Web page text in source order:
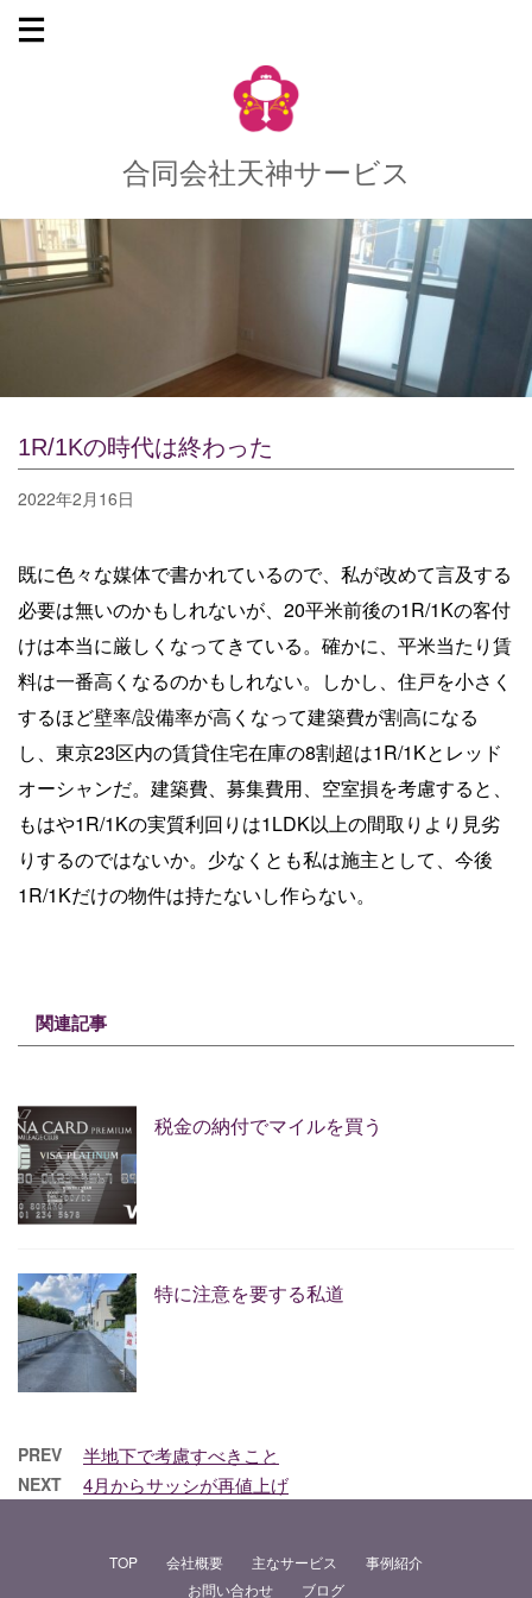
合同会社天神サービス
1R/1Kの時代は終わった
2022年2月16日
既に色々な媒体で書かれているので、私が改めて言及する
必要は無いのかもしれないが、20平米前後の1R/1Kの客付
けは本当に厳しくなってきている。確かに、平米当たり賃
料は一番高くなるのかもしれない。しかし、住戸を小さく
するほど壁率/設備率が高くなって建築費が割高になる
し、東京23区内の賃貸住宅在庫の8割超は1R/1Kとレッド
オーシャンだ。建築費、募集費用、空室損を考慮すると、
もはや1R/1Kの実質利回りは1LDK以上の間取りより見劣
りするのではないか。少なくとも私は施主として、今後
1R/1Kだけの物件は持たないし作らない。
関連記事
税金の納付でマイルを買う
特に注意を要する私道
PREV 半地下で考慮すべきこと
NEXT 4月からサッシが再値上げ
TOP 会社概要 主なサービス
事例紹介
お問い合わせ
ブログ